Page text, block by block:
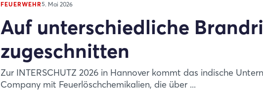
FEUERWEHR5. Mai 2026
Auf unterschiedliche
zugeschnitten
Zur INTERSCHUTZ 2026 in Hannover kommt das indische
Company mit Feuerlöschchemikalien, die über ...